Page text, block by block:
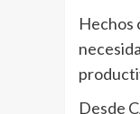
Hechos
Desde